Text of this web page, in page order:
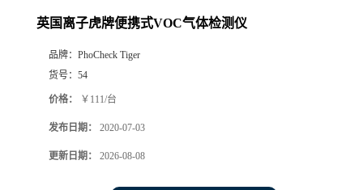
厅
英国离子虎牌便携式VOC气体检测仪
品牌： PhoCheck Tiger
货号： 54
价格： ￥111/台
发布日期： 2020-07-03
更新日期： 2026-08-08